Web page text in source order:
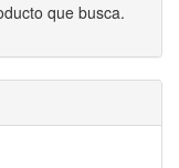
que busca.